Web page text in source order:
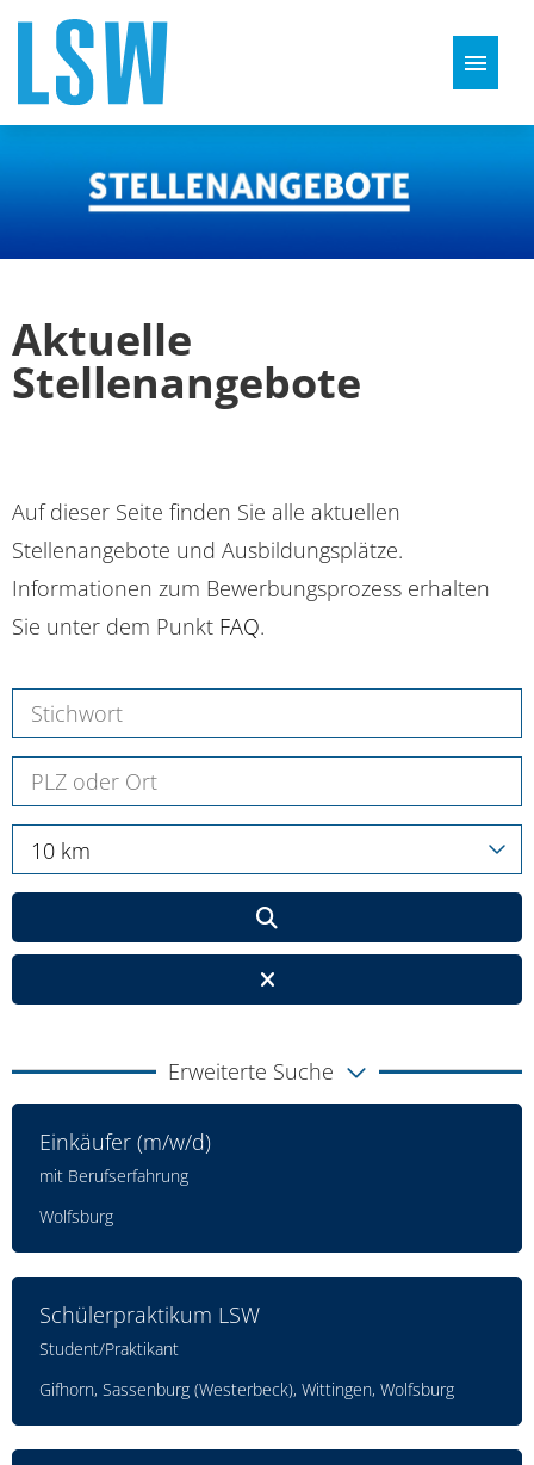
Ausbildung
FAQ
Aktuelle
Stellenangebote
Auf dieser Seite finden Sie alle aktuellen
Stellenangebote und Ausbildungsplätze.
Informationen zum Bewerbungsprozess erhalten
Sie unter dem Punkt FAQ.
10 km
Erweiterte Suche
Einkäufer (m/w/d)
mit Berufserfahrung
Wolfsburg
Schülerpraktikum LSW
Student/Praktikant
Gifhorn, Sassenburg (Westerbeck), Wittingen, Wolfsburg